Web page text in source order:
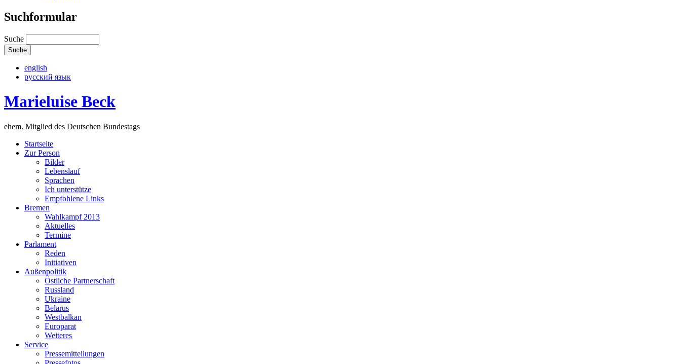
Suchformular
Suche
english
русский язык
Marieluise Beck
ehem. Mitglied des Deutschen Bundestags
Startseite
Zur Person
Bilder
Lebenslauf
Sprachen
Ich unterstütze
Empfohlene Links
Bremen
Wahlkampf 2013
Aktuelles
Termine
Parlament
Reden
Initiativen
Außenpolitik
Östliche Partnerschaft
Russland
Ukraine
Belarus
Westbalkan
Europarat
Weiteres
Service
Pressemitteilungen